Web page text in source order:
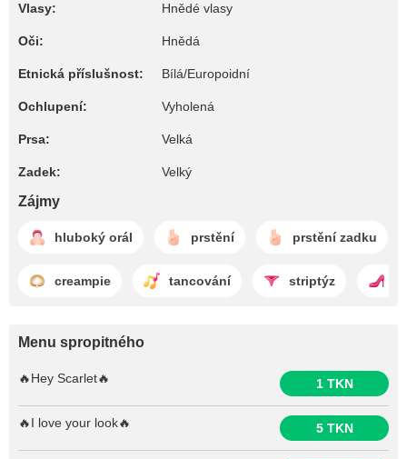
Vlasy: Hnědé vlasy
Oči: Hnědá
Etnická příslušnost: Bílá/Europoidní
Ochlupení: Vyholená
Prsa: Velká
Zadek: Velký
Zájmy
hluboký orál prstění prstění zadku
creampie tancování striptýz
Menu spropitného
🔥Hey Scarlet🔥 1 TKN
🔥I love your look🔥 5 TKN